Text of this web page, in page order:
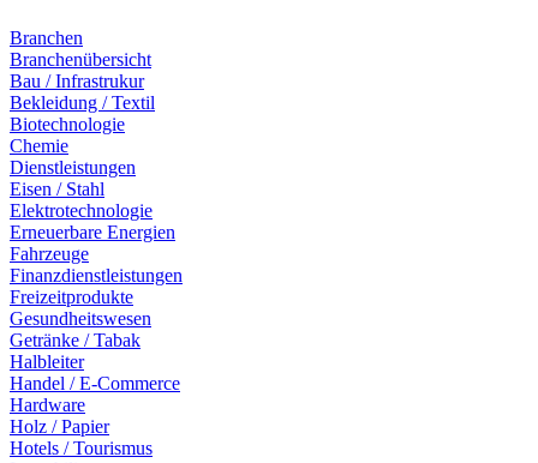
Branchen
Branchenübersicht
Bau / Infrastrukur
Bekleidung / Textil
Biotechnologie
Chemie
Dienstleistungen
Eisen / Stahl
Elektrotechnologie
Erneuerbare Energien
Fahrzeuge
Finanzdienstleistungen
Freizeitprodukte
Gesundheitswesen
Getränke / Tabak
Halbleiter
Handel / E-Commerce
Hardware
Holz / Papier
Hotels / Tourismus